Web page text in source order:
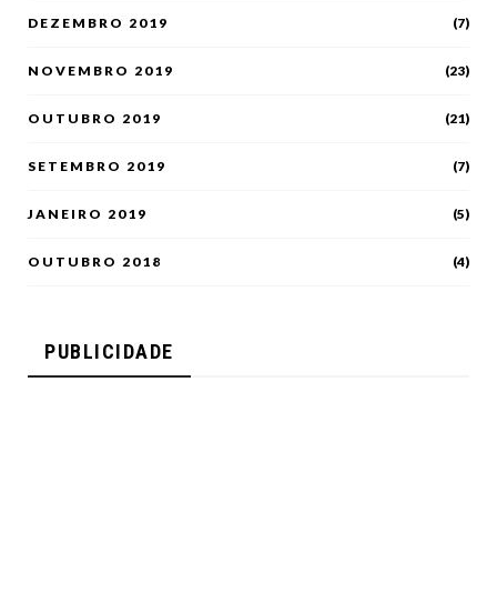
DEZEMBRO 2019 (7)
NOVEMBRO 2019 (23)
OUTUBRO 2019 (21)
SETEMBRO 2019 (7)
JANEIRO 2019 (5)
OUTUBRO 2018 (4)
PUBLICIDADE